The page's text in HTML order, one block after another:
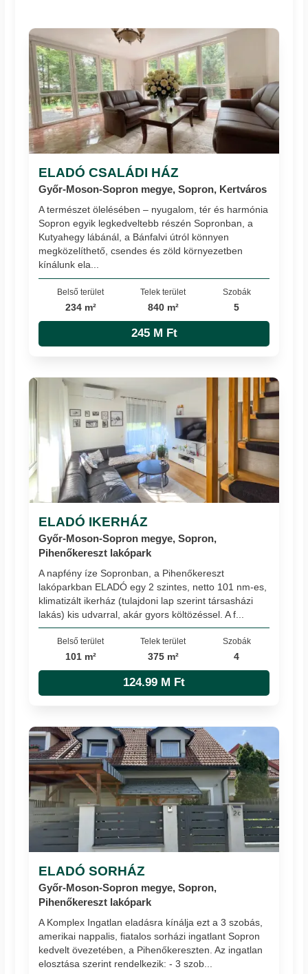
ELADÓ CSALÁDI HÁZ
Győr-Moson-Sopron megye, Sopron, Kertváros
A természet ölelésében – nyugalom, tér és harmónia
Sopron egyik legkedveltebb részén Sopronban, a
Kutyahegy lábánál, a Bánfalvi útról könnyen
megközelíthető, csendes és zöld környezetben
kínálunk ela...
Belső terület
234 m²
Telek terület
840 m²
Szobák
5
245 M Ft
ELADÓ IKERHÁZ
Győr-Moson-Sopron megye, Sopron,
Pihenőkereszt lakópark
A napfény íze Sopronban, a Pihenőkereszt
lakóparkban ELADÓ egy 2 szintes, netto 101 nm-es,
klimatizált ikerház (tulajdoni lap szerint társasházi
lakás) kis udvarral, akár gyors költözéssel. A f...
Belső terület
101 m²
Telek terület
375 m²
Szobák
4
124.99 M Ft
ELADÓ SORHÁZ
Győr-Moson-Sopron megye, Sopron,
Pihenőkereszt lakópark
A Komplex Ingatlan eladásra kínálja ezt a 3 szobás,
amerikai nappalis, fiatalos sorházi ingatlant Sopron
kedvelt övezetében, a Pihenőkereszten. Az ingatlan
elosztása szerint rendelkezik: - 3 szob...